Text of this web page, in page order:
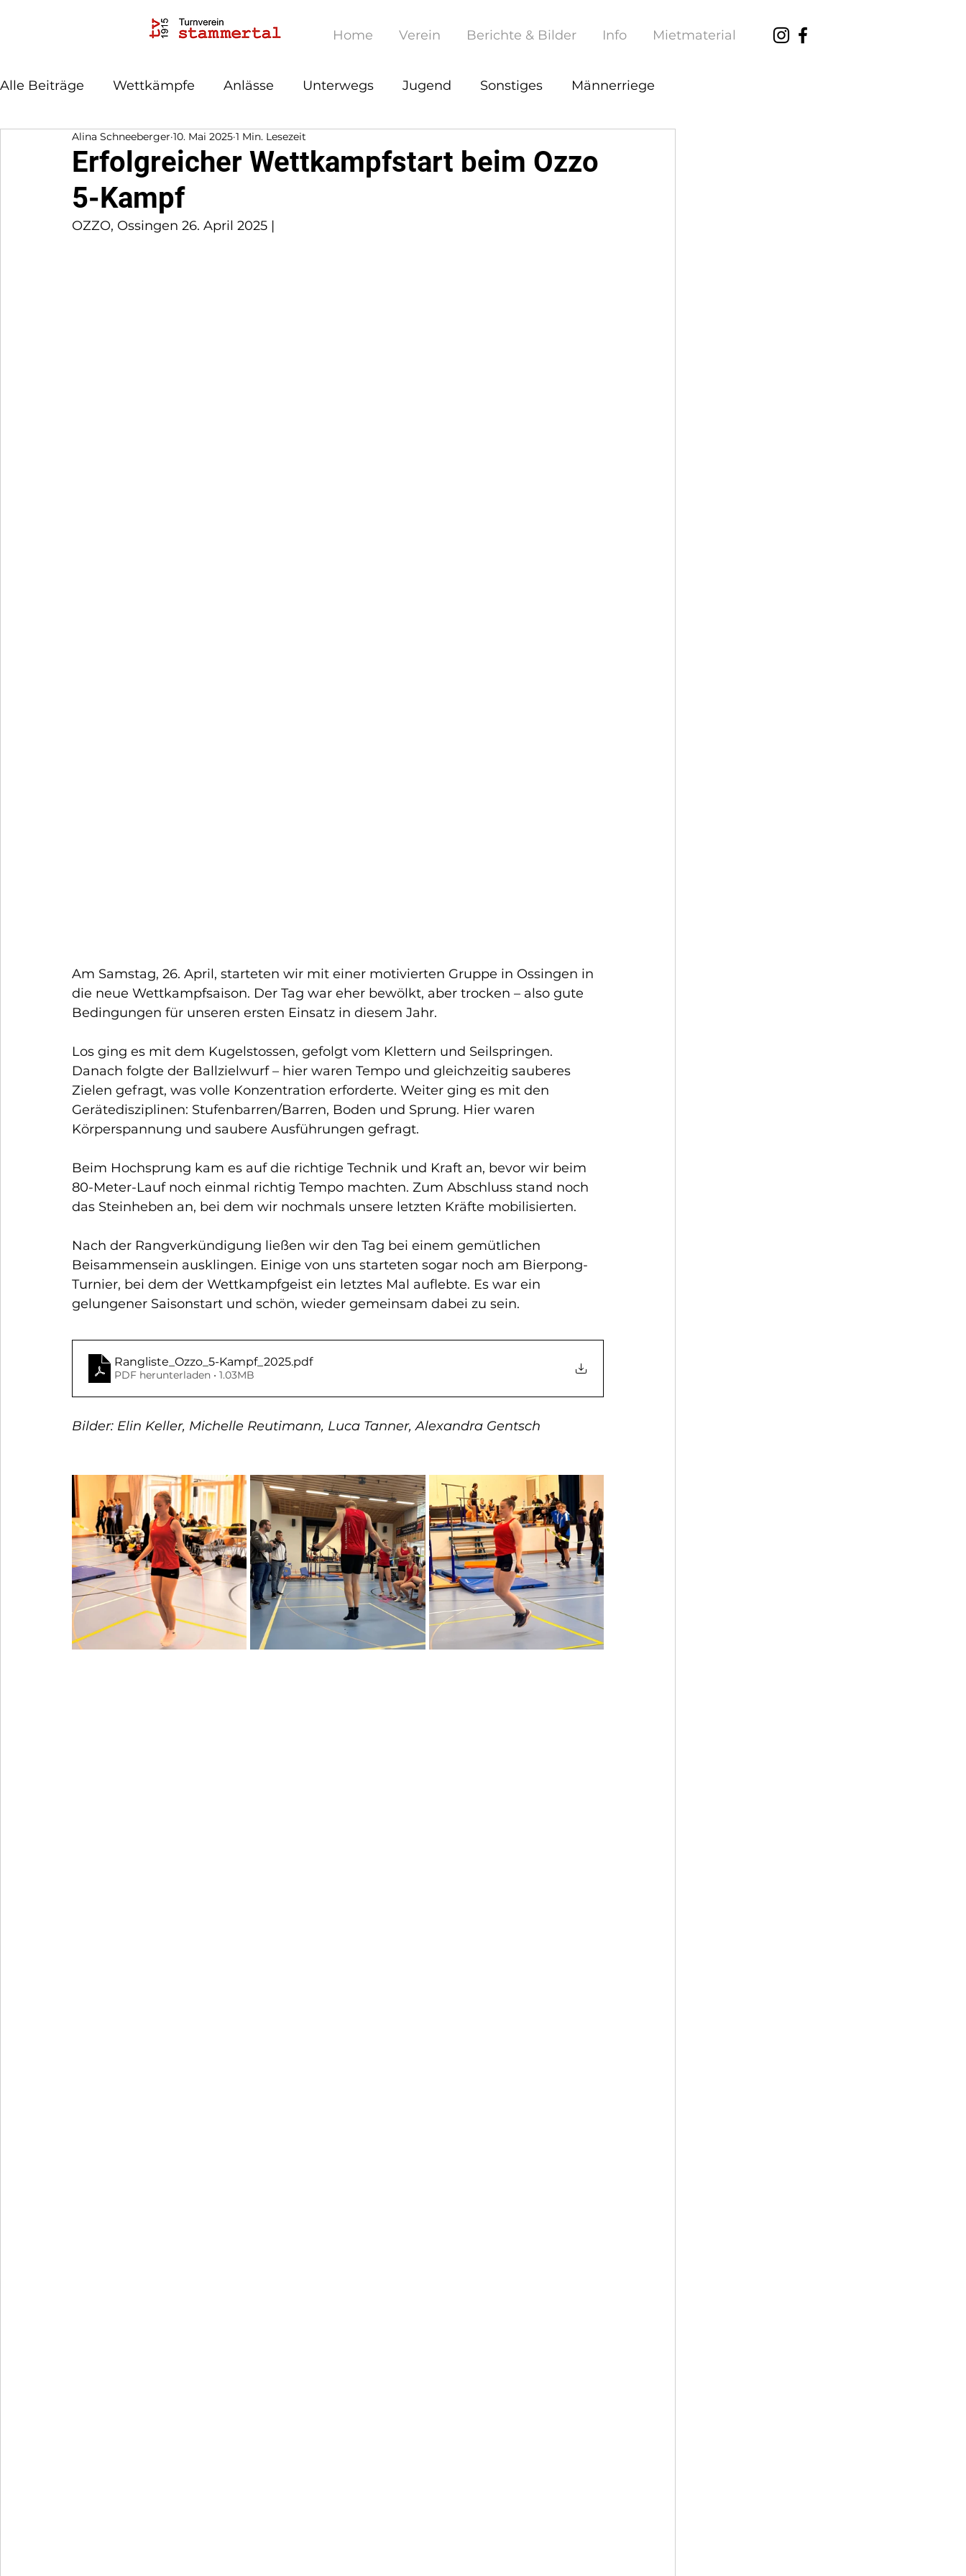
Home Verein Berichte & Bilder Info Mietmaterial
Alle Beiträge Wettkämpfe Anlässe Unterwegs Jugend Sonstiges Männerriege
Erfolgreicher Wettkampfstart beim Ozzo
5-Kampf
Alina Schneeberger 10. Mai 2025 1 Min. Lesezeit
OZZO, Ossingen 26. April 2025 |
Am Samstag, 26. April, starteten wir mit einer motivierten Gruppe in Ossingen in
die neue Wettkampfsaison. Der Tag war eher bewölkt, aber trocken – also gute
Bedingungen für unseren ersten Einsatz in diesem Jahr.
Los ging es mit dem Kugelstossen, gefolgt vom Klettern und Seilspringen.
Danach folgte der Ballzielwurf – hier waren Tempo und gleichzeitig sauberes
Zielen gefragt, was volle Konzentration erforderte. Weiter ging es mit den
Gerätedisziplinen: Stufenbarren/Barren, Boden und Sprung. Hier waren
Körperspannung und saubere Ausführungen gefragt.
Beim Hochsprung kam es auf die richtige Technik und Kraft an, bevor wir beim
80-Meter-Lauf noch einmal richtig Tempo machten. Zum Abschluss stand noch
das Steinheben an, bei dem wir nochmals unsere letzten Kräfte mobilisierten.
Nach der Rangverkündigung ließen wir den Tag bei einem gemütlichen
Beisammensein ausklingen. Einige von uns starteten sogar noch am Bierpong-
Turnier, bei dem der Wettkampfgeist ein letztes Mal auflebte. Es war ein
gelungener Saisonstart und schön, wieder gemeinsam dabei zu sein.
Rangliste_Ozzo_5-Kampf_2025.pdf
PDF herunterladen • 1.03MB
Bilder: Elin Keller, Michelle Reutimann, Luca Tanner, Alexandra Gentsch